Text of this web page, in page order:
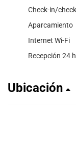
Check-in/
Aparcamiento
Internet Wi-Fi
Recepción 24
Ubicación